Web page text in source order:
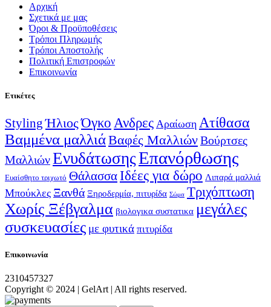
Αρχική
Σχετικά με μας
Όροι & Προϋποθέσεις
Τρόποι Πληρωμής
Τρόποι Αποστολής
Πολιτική Επιστροφών
Επικοινωνία
Ετικέτες
Styling Ήλιος Όγκο Ανδρες Αραίωση Ατίθασα
Βαμμένα μαλλιάΒαφές ΜαλλιώνΒούρτσες
ΜαλλιώνΕνυδάτωσηςΕπανόρθωσης
Ευαίσθητο τριχωτό ΘάλασσαΙδέες για δώρο Λιπαρά μαλλιά
Μπούκλες Ξανθά Ξηροδερμία, πιτυρίδα Σώμα Τριχόπτωση
Χωρίς Ξέβγαλμα βιολογικα συστατικα μεγάλες
συσκευασίες με φυτικά πιτυρίδα
Επικοινωνία
2310457327
Copyright © 2024 | GelArt | All rights reserved.